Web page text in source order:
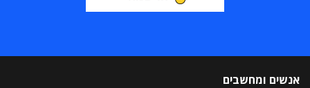
אנשים ומחשבים